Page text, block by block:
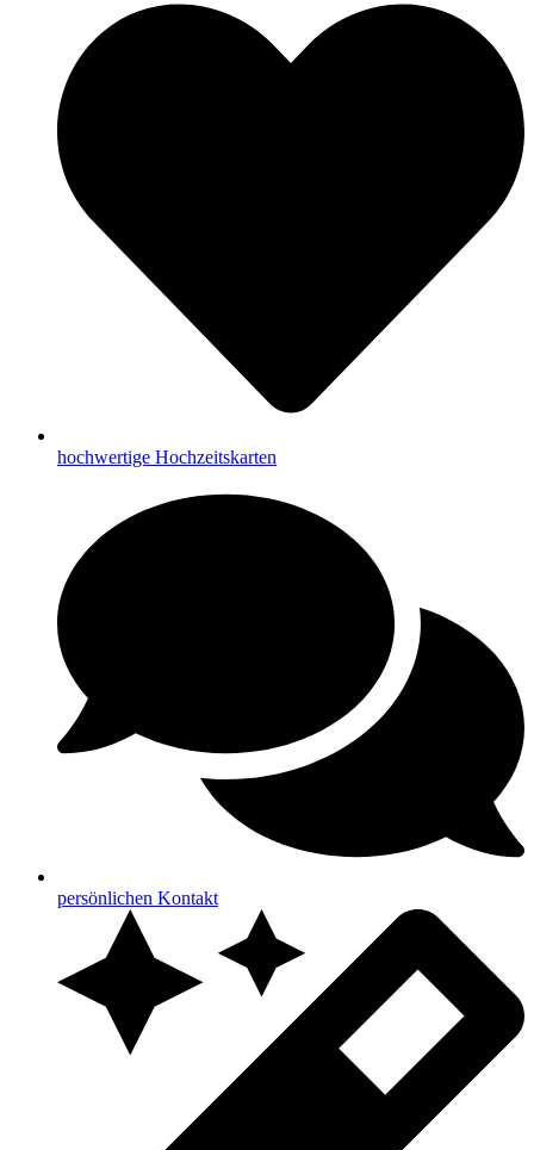
hochwertige Hochzeitskarten
persönlichen Kontakt